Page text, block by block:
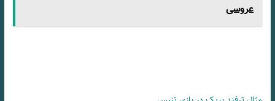
عروسی